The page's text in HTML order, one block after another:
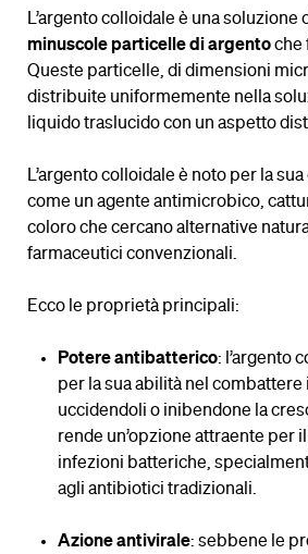
L’argento colloidale è una soluzione
minuscole particelle di argentoche
Queste particelle, di dimensioni
distribuite uniformemente nella
liquido traslucido con un aspetto
L’argento colloidale è noto per la
come un agente antimicrobico,
coloro che cercano alternative
farmaceutici convenzionali.
Ecco le proprietà principali:
Potere antibatterico: l’argento
per la sua abilità nel combattere
uccidendoli o inibendone la
rende un’opzione attraente per
infezioni batteriche,
agli antibiotici tradizionali.
Azione antivirale: sebbene le